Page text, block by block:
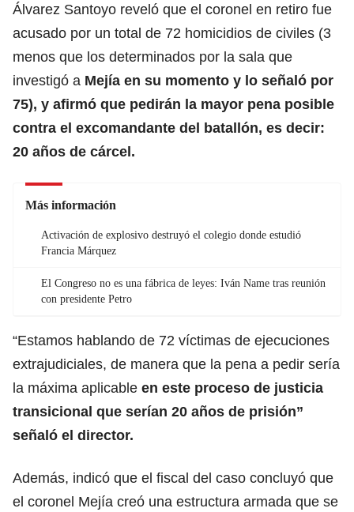
Álvarez Santoyo reveló que el coronel en retiro fue
acusado por un total de 72 homicidios de civiles (3
menos que los determinados por la sala que
investigó a Mejía en su momento y lo señaló por
75), y afirmó que pedirán la mayor pena posible
contra el excomandante del batallón, es decir:
20 años de cárcel.
Más información
Activación de explosivo destruyó el colegio donde estudió
Francia Márquez
El Congreso no es una fábrica de leyes: Iván Name tras reunión
con presidente Petro
“Estamos hablando de 72 víctimas de ejecuciones
extrajudiciales, de manera que la pena a pedir sería
la máxima aplicable en este proceso de justicia
transicional que serían 20 años de prisión”
señaló el director.
Además, indicó que el fiscal del caso concluyó que
el coronel Mejía creó una estructura armada que se